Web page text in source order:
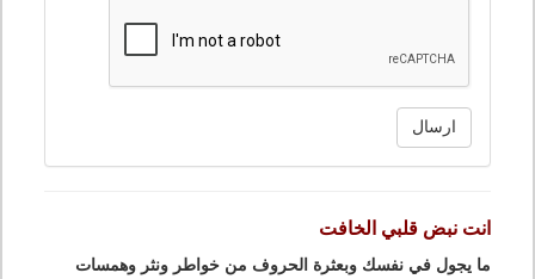
ارسال
انت نبض قلبي الخافت
ما يجول في نفسك وبعثرة الحروف من خواطر ونثر وهمسات